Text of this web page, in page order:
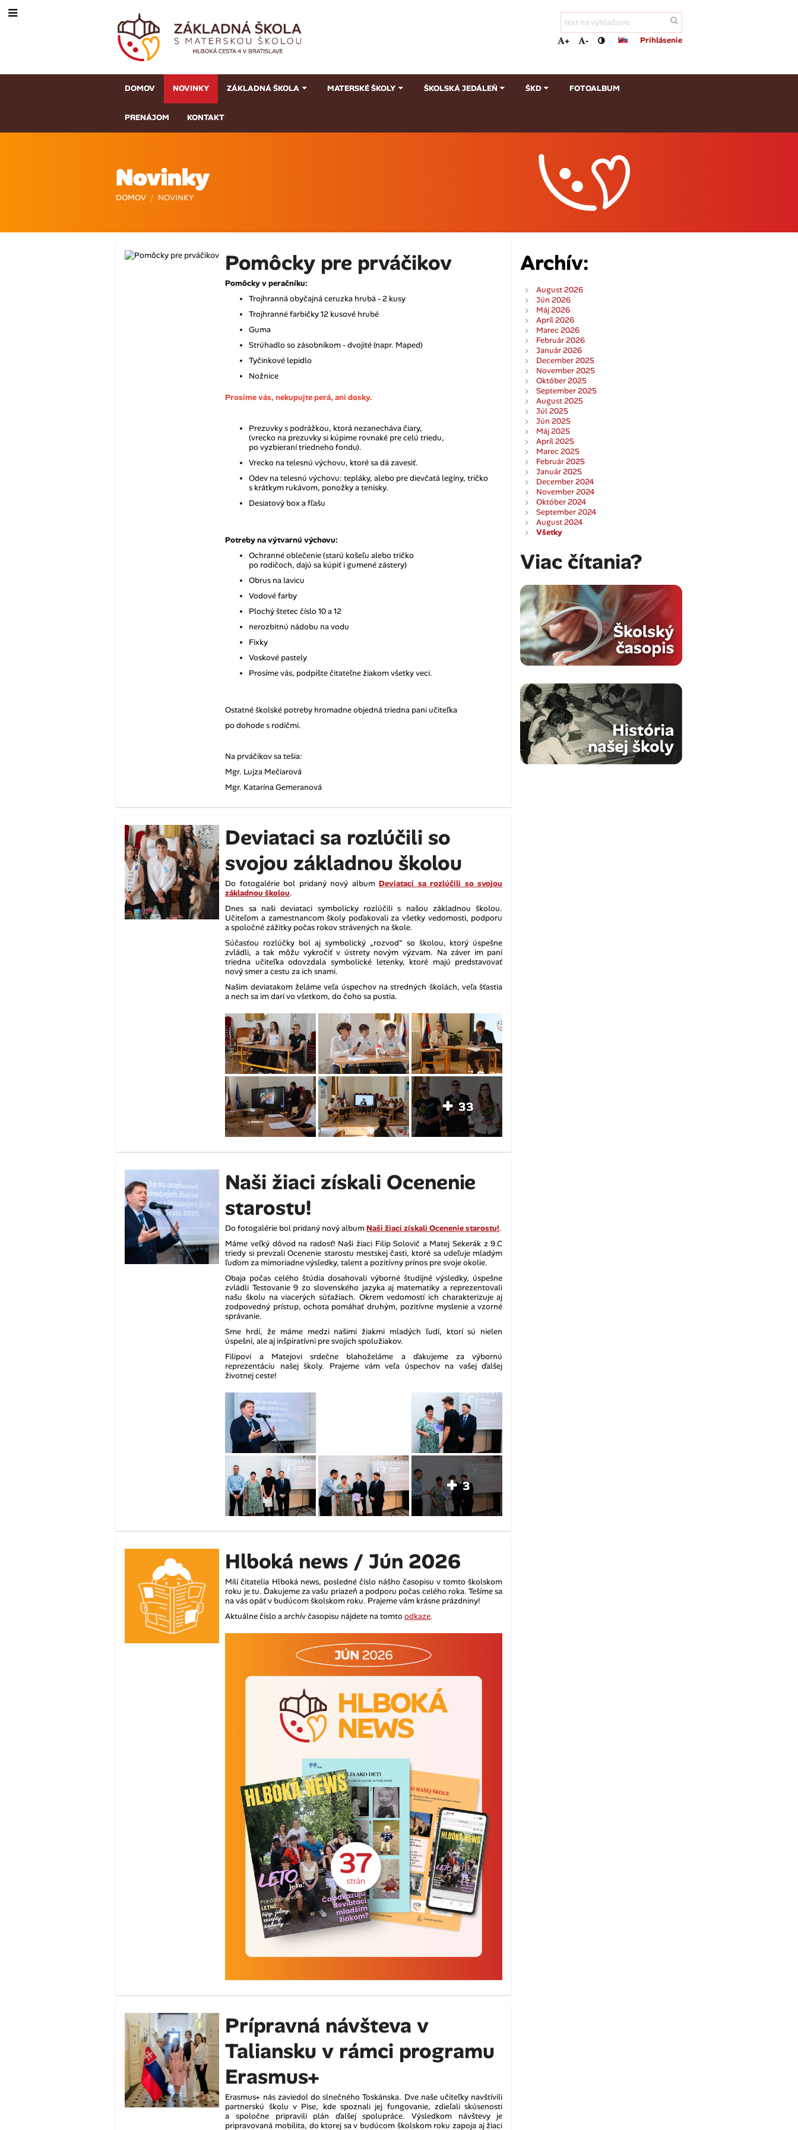
+ - Prihlásenie
DOMOV NOVINKY ZÁKLADNÁ ŠKOLA MATERSKÉ ŠKOLY ŠKOLSKÁ JEDÁLEŇ ŠKD FOTOALBUM
PRENÁJOM KONTAKT
Novinky
DOMOV / NOVINKY
Novinky Pomôcky pre prváčikov
Pomôcky v peračníku:
Trojhranná obyčajná ceruzka hrubá - 2 kusy
Trojhranné farbičky 12 kusové hrubé
Guma
Strúhadlo so zásobníkom - dvojité (napr. Maped)
Tyčinkové lepidlo
Nožnice
Prosíme vás, nekupujte perá, ani dosky.
Prezuvky s podrážkou, ktorá nezanecháva čiary,
(vrecko na prezuvky si kúpime rovnaké pre celú triedu,
po vyzbieraní triedneho fondu).
Vrecko na telesnú výchovu, ktoré sa dá zavesiť.
Odev na telesnú výchovu: tepláky, alebo pre dievčatá legíny, tričko
s krátkym rukávom, ponožky a tenisky.
Desiatový box a fľašu
Potreby na výtvarnú výchovu:
Ochranné oblečenie (starú košeľu alebo tričko
po rodičoch, dajú sa kúpiť i gumené zástery)
Obrus na lavicu
Vodové farby
Plochý štetec číslo 10 a 12
nerozbitnú nádobu na vodu
Fixky
Voskové pastely
Prosíme vás, podpíšte čitateľne žiakom všetky veci.
Ostatné školské potreby hromadne objedná triedna pani učiteľka
po dohode s rodičmi.
Na prváčikov sa tešia:
Mgr. Lujza Mečiarová
Mgr. Katarína Gemeranová
Deviataci sa rozlúčili so
svojou základnou školou
Do fotogalérie bol pridaný nový albumDeviataci sa rozlúčili so svojou
základnou školou.
Dnes sa naši deviataci symbolicky rozlúčili s našou základnou školou.
Učiteľom a zamestnancom školy poďakovali za všetky vedomosti, podporu
a spoločné zážitky počas rokov strávených na škole.
Súčasťou rozlúčky bol aj symbolický „rozvod“ so školou, ktorý úspešne
zvládli, a tak môžu vykročiť v ústrety novým výzvam. Na záver im pani
triedna učiteľka odovzdala symbolické letenky, ktoré majú predstavovať
nový smer a cestu za ich snami.
Našim deviatakom želáme veľa úspechov na stredných školách, veľa šťastia
a nech sa im darí vo všetkom, do čoho sa pustia.
33
Naši žiaci získali Ocenenie
starostu!
Do fotogalérie bol pridaný nový albumNaši žiaci získali Ocenenie starostu!.
Máme veľký dôvod na radosť! Naši žiaci Filip Solovič a Matej Sekerák z 9.C
triedy si prevzali Ocenenie starostu mestskej časti, ktoré sa udeľuje mladým
ľuďom za mimoriadne výsledky, talent a pozitívny prínos pre svoje okolie.
Obaja počas celého štúdia dosahovali výborné študijné výsledky, úspešne
zvládli Testovanie 9 zo slovenského jazyka aj matematiky a reprezentovali
našu školu na viacerých súťažiach. Okrem vedomostí ich charakterizuje aj
zodpovedný prístup, ochota pomáhať druhým, pozitívne myslenie a vzorné
správanie.
Sme hrdí, že máme medzi našimi žiakmi mladých ľudí, ktorí sú nielen
úspešní, ale aj inšpiratívni pre svojich spolužiakov.
Filipovi a Matejovi srdečne blahoželáme a ďakujeme za výbornú
reprezentáciu našej školy. Prajeme vám veľa úspechov na vašej ďalšej
životnej ceste!
3
Hlboká news / Jún 2026
Milí čitatelia Hlboká news, posledné číslo nášho časopisu v tomto školskom
roku je tu. Ďakujeme za vašu priazeň a podporu počas celého roka. Tešíme sa
na vás opäť v budúcom školskom roku. Prajeme vám krásne prázdniny!
Aktuálne číslo a archív časopisu nájdete na tomtoodkaze.
Prípravná návšteva v
Taliansku v rámci programu
Erasmus+
Erasmus+ nás zaviedol do slnečného Toskánska. Dve naše učiteľky navštívili
partnerskú školu v Pise, kde spoznali jej fungovanie, zdieľali skúsenosti
a spoločne pripravili plán ďalšej spolupráce. Výsledkom návštevy je
pripravovaná mobilita, do ktorej sa v budúcom školskom roku zapoja aj žiaci
Archív:
August 2026
Jún 2026
Máj 2026
Apríl 2026
Marec 2026
Február 2026
Január 2026
December 2025
November 2025
Október 2025
September 2025
August 2025
Júl 2025
Jún 2025
Máj 2025
Apríl 2025
Marec 2025
Február 2025
Január 2025
December 2024
November 2024
Október 2024
September 2024
August 2024
Všetky
Viac čítania?